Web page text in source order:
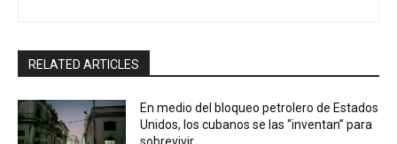
RELATED ARTICLES
En medio del bloqueo petrolero de Estados
Unidos, los cubanos se las “inventan” para